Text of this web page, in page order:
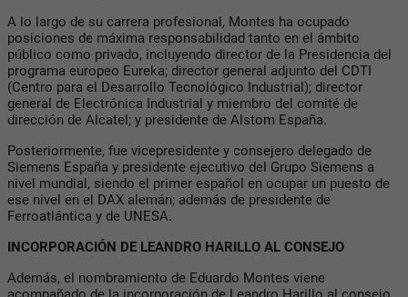
A lo largo de su carrera profesional, Montes ha ocupado
posiciones de máxima responsabilidad tanto en el ámbito
público como privado, incluyendo director de la Presidencia del
programa europeo Eureka; director general adjunto del CDTI
(Centro para el Desarrollo Tecnológico Industrial); director
general de Electrónica Industrial y miembro del comité de
dirección de Alcatel; y presidente de Alstom España.
Posteriormente, fue vicepresidente y consejero delegado de
Siemens España y presidente ejecutivo del Grupo Siemens a
nivel mundial, siendo el primer español en ocupar un puesto de
ese nivel en el DAX alemán; además de presidente de
Ferroatlántica y de UNESA.
INCORPORACIÓN DE LEANDRO HARILLO AL CONSEJO
Además, el nombramiento de Eduardo Montes viene